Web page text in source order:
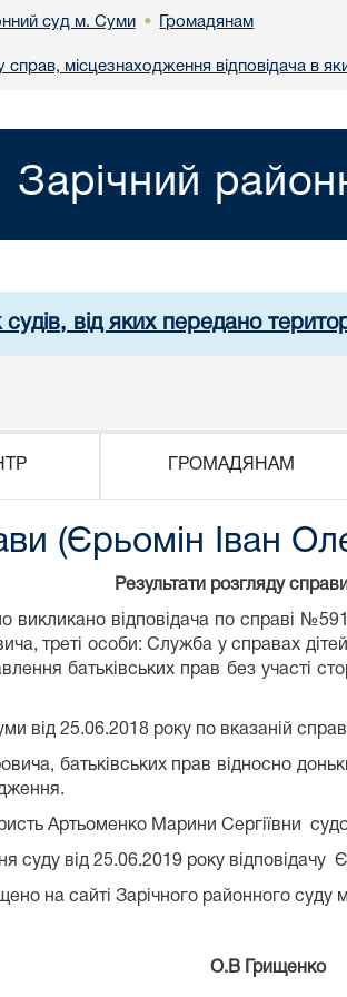
суд м. Суми • Громадянам
справ, місцезнаходження відповідача в
Зарічний
судів, від яких передано
ГРОМАДЯНАМ
(Єрьомін Іван
Результати розгляду
викликано відповідача по справі
треті особи: Служба у справах дітей
батьківських прав без участі
від 25.06.2018 року по вказаній
батьківських прав відносно
Артьоменко Марини Сергіївни
суду від 25.06.2019 року
на сайті Зарічного районного
Грищенко